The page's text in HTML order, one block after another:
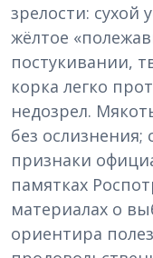
зрелости: сухой
жёлтое
постукивании,
корка легко
недозрел.
без
признаки
памятках
материалах о
ориентира